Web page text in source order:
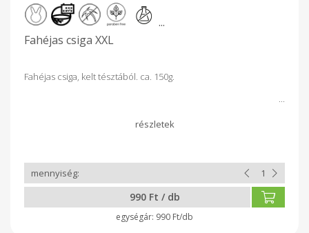
...
Fahéjas csiga XXL
Fahéjas csiga, kelt tésztából. ca. 150g.
990 Ft / db
990 Ft/db